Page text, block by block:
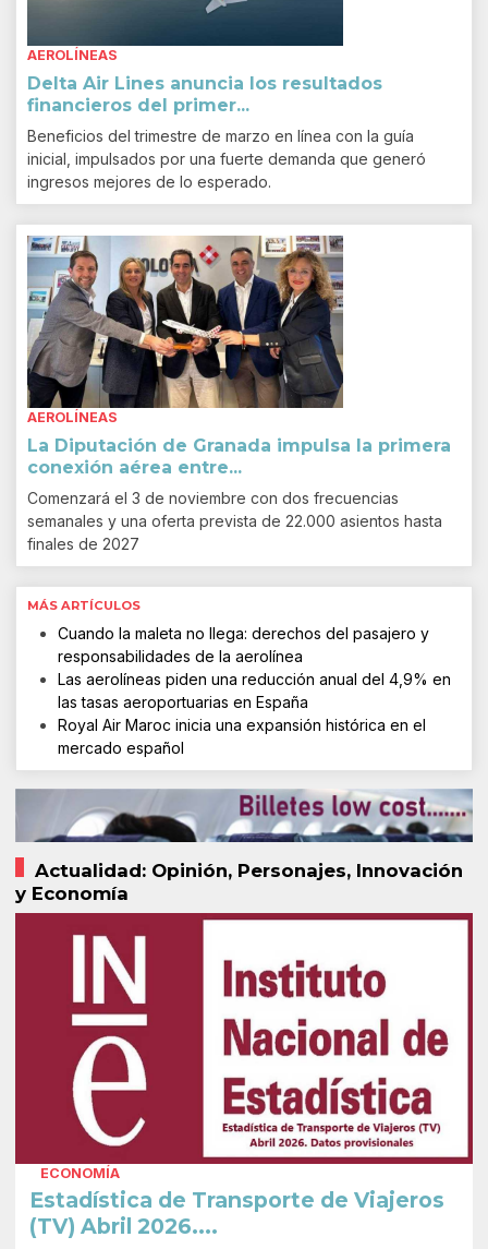
AEROLÍNEAS
Delta Air Lines anuncia los resultados
financieros del primer...
Beneficios del trimestre de marzo en línea con la guía
inicial, impulsados por una fuerte demanda que generó
ingresos mejores de lo esperado.
AEROLÍNEAS
La Diputación de Granada impulsa la primera
conexión aérea entre...
Comenzará el 3 de noviembre con dos frecuencias
semanales y una oferta prevista de 22.000 asientos hasta
finales de 2027
MÁS ARTÍCULOS
Cuando la maleta no llega: derechos del pasajero y
responsabilidades de la aerolínea
Las aerolíneas piden una reducción anual del 4,9% en
las tasas aeroportuarias en España
Royal Air Maroc inicia una expansión histórica en el
mercado español
Actualidad: Opinión, Personajes, Innovación
y Economía
ECONOMÍA
Estadística de Transporte de Viajeros
(TV) Abril 2026....